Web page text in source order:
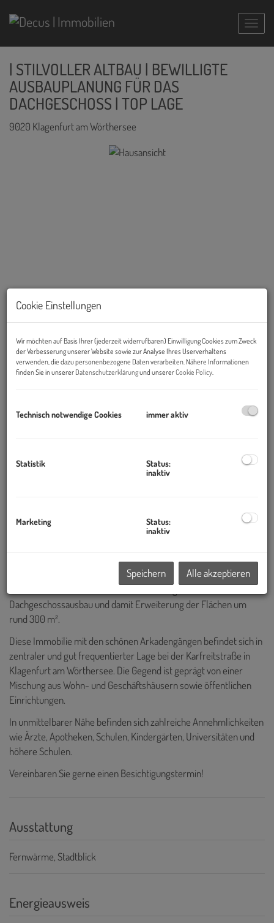
| STILVOLLER ALTBAU | BEWILLIGTE
AUSBAUPLANUNG FÜR DAS
DACHGESCHOSS | TOP LAGE
9020 Klagenfurt am Wörthersee
Zur Verkauf gelangt ein stilvoller Altbau in der Innenstadt von
Das Gebäude verfügt über insgesamt 6 Bestandseinheiten.
Einreichplanung für den Dachgeschoßausbau und den Einbau
Dachgeschossausbau und damit Erweiterung der Flächen um
rund 300 m².
Diese Immobilie mit den schönen Arkadengängen befindet sich in
zentraler und gut frequentierter Lage bei der Karfreitstraße in
Klagenfurt am Wörthersee. Die Gegend ist geprägt von einer
Mischung aus Wohn- und Geschäftshäusern sowie öffentlichen
Einrichtungen.
In unmittelbarer Nähe befinden sich zahlreiche Annehmlichkeiten
wie Ärzte, Apotheken, Schulen, Kindergärten, Universitäten und
höhere Schulen.
Vereinbaren Sie gerne einen Besichtigungstermin!
Ausstattung
Fernwärme Stadtblick
Energieausweis
Cookie Einstellungen
Wir möchten auf Basis Ihrer (jederzeit widerrufbaren) Einwilligung Cookies zum Zweck
der Verbesserung unserer Website sowie zur Analyse Ihres Userverhaltens
verwenden, die dazu personenbezogene Daten verarbeiten. Nähere Informationen
finden Sie in unserer Datenschutzerklärungund unsererCookie Policy
Technisch notwendige Cookies immer aktiv
Statistik
Status:
inaktiv
Marketing
Status:
inaktiv
Speichern Alle akzeptieren